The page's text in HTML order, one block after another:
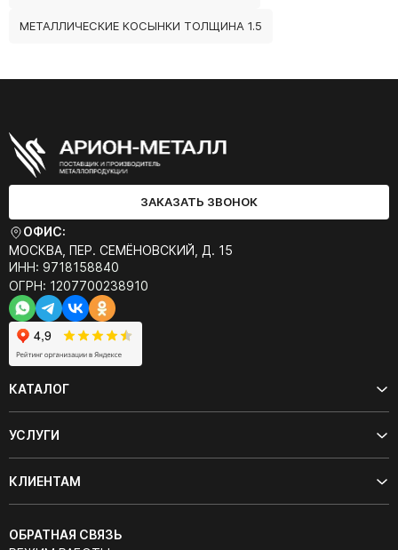
МЕТАЛЛИЧЕСКИЕ КОСЫНКИ ТОЛЩИНА 1.5
ЗАКАЗАТЬ ЗВОНОК
ОФИС:
МОСКВА, ПЕР. СЕМЁНОВСКИЙ, Д. 15
ИНН: 9718158840
ОГРН: 1207700238910
КАТАЛОГ
УСЛУГИ
КЛИЕНТАМ
ОБРАТНАЯ СВЯЗЬ